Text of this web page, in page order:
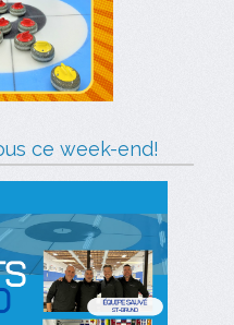
ce week-end!